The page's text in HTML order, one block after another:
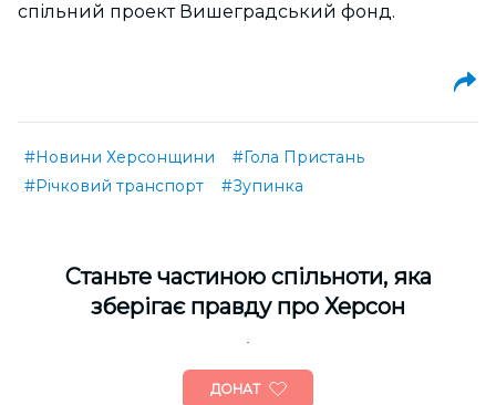
спільний проект Вишеградський фонд.
#Новини Херсонщини
#Гола Пристань
#Річковий транспорт
#Зупинка
Cтаньте частиною спільноти, яка
зберігає правду про Херсон
ДОНАТ